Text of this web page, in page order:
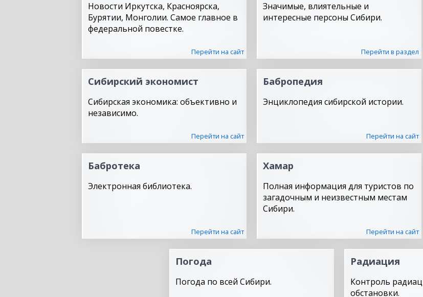
Новости Иркутска, Красноярска,
Бурятии, Монголии. Самое главное в
федеральной повестке.
Перейти на сайт
Значимые, влиятельные и
интересные персоны Сибири.
Перейти в раздел
Сибирский экономист
Сибирская экономика: объективно и
независимо.
Перейти на сайт
Бабропедия
Энциклопедия сибирской истории.
Перейти на сайт
Бабротека
Электронная библиотека.
Перейти на сайт
Хамар
Полная информация для туристов по
загадочным и неизвестным местам
Сибири.
Перейти на сайт
Погода
Погода по всей Сибири.
Радиация
Контроль
обстановки.